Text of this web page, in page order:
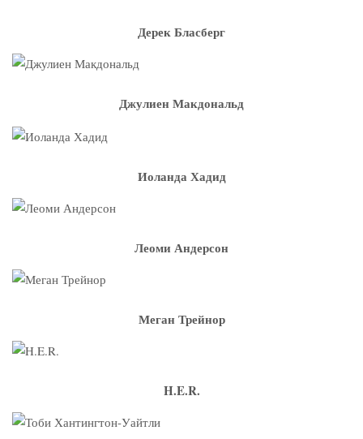
Дерек Бласберг
Джулиен Макдональд
Иоланда Хадид
Леоми Андерсон
Меган Трейнор
H.E.R.